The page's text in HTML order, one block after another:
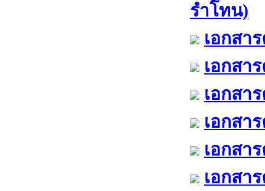
รำโทน)
เอกสา
เอกสา
เอกสา
เอกสา
เอกสา
เอกสา